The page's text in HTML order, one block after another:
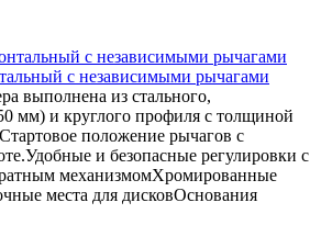
с независимыми рычагами
выполнена из стального,
мм) и круглого профиля с толщиной
положение рычагов с
и безопасные регулировки с
механизмомХромированные
места для дисковОснования